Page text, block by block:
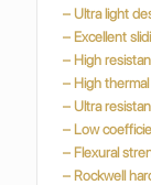
– Ultra light
– Excellent
– High
– High
– Ultra
– Low
– Flexural
– Rockwell